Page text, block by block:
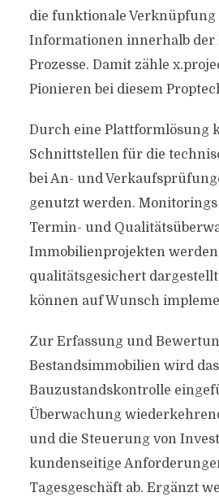
die funktionale Verknüpfung
Informationen innerhalb der
Prozesse. Damit zähle
Pionieren bei diesem
Durch eine Plattformlösung
Schnittstellen für die
bei An- und
genutzt werden. Monitorings
Termin- und
Immobilienprojekten werden
qualitätsgesichert
können auf Wunsch
Zur Erfassung und
Bestandsimmobilien wird
Bauzustandskontrolle
Überwachung
und die Steuerung von
kundenseitige
Tagesgeschäft ab. Ergänzt